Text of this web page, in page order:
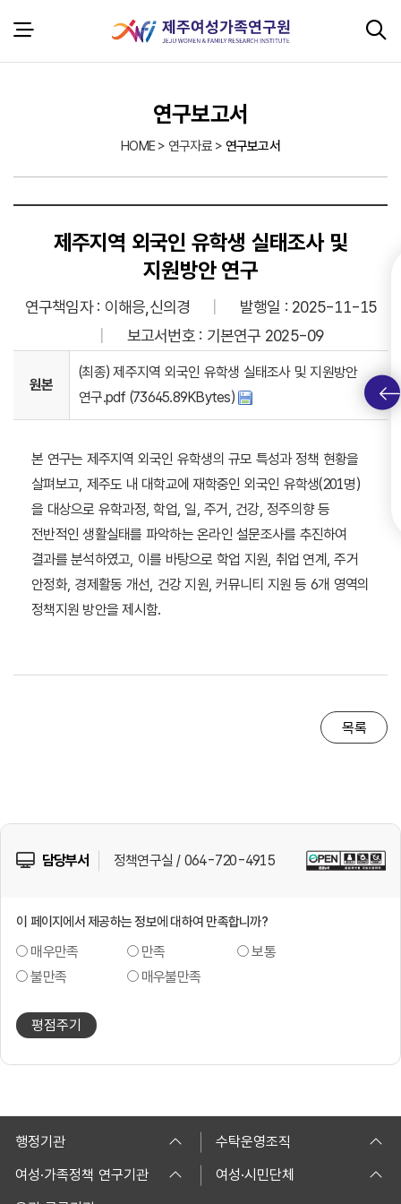
연구보고서
HOME > 연구자료 > 연구보고서
제주지역 외국인 유학생 실태조사 및
지원방안 연구
연구책임자 : 이해응,신의경
발행일 : 2025-11-15
보고서번호 : 기본연구 2025-09
원본
(최종) 제주지역 외국인 유학생 실태조사 및 지원방안
연구.pdf (73645.89KBytes)
본 연구는 제주지역 외국인 유학생의 규모 특성과 정책 현황을
살펴보고, 제주도 내 대학교에 재학중인 외국인 유학생(201명)
을 대상으로 유학과정, 학업, 일, 주거, 건강, 정주의향 등
전반적인 생활실태를 파악하는 온라인 설문조사를 추진하여
결과를 분석하였고, 이를 바탕으로 학업 지원, 취업 연계, 주거
안정화, 경제활동 개선, 건강 지원, 커뮤니티 지원 등 6개 영역의
정책지원 방안을 제시함.
목록
담당부서 정책연구실 / 064-720-4915
이 페이지에서 제공하는 정보에 대하여 만족합니까?
매우만족 만족
보통
불만족
매우불만족
평점주기
행정기관
수탁운영조직
여성·가족정책 연구기관
여성·시민단체